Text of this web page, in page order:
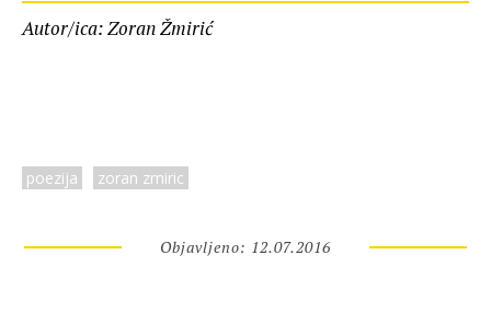
Autor/ica: Zoran Žmirić
poezija zoran zmiric
Objavljeno: 12.07.2016